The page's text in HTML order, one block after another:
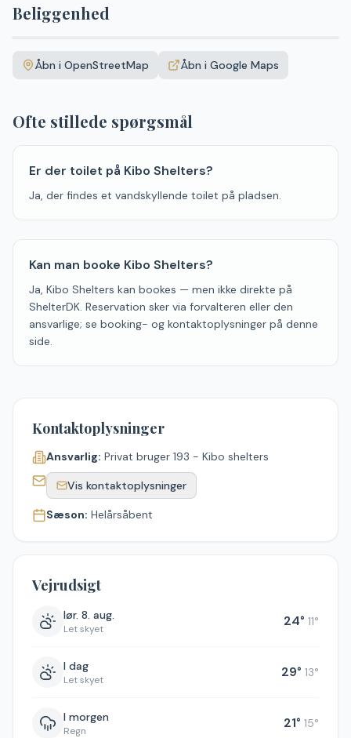
Beliggenhed
+Åbn i OpenStreetMap Åbn i Google Maps
Ofte stillede spørgsmål
Er der toilet på Kibo Shelters?
Ja, der findes et vandskyllende toilet på pladsen.
Kan man booke Kibo Shelters?
Ja, Kibo Shelters kan bookes — men ikke direkte på
ShelterDK. Reservation sker via forvalteren eller den
ansvarlige; se booking- og kontaktoplysninger på denne
side.
Kontaktoplysninger
Ansvarlig: Privat bruger 193 - Kibo shelters
Vis kontaktoplysninger
Sæson: Helårsåbent
Vejrudsigt
lør. 8. aug.
Let skyet 24° 11°
I dag
Let skyet 29° 13°
I morgen
Regn 21° 15°